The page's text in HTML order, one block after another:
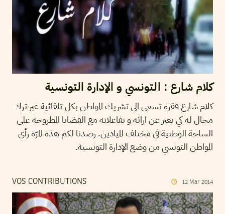
كلام شارع : التونسي و الإدارة التونسية
كلام شارع فقرة تسعى الى تشريك المواطن بكل تلقائية عبر ترك
مجال له كي يعبر عن ارائه و تفاعلاته مع القضايا المطروحة على
الساحة الوطنية في مختلف الميادين. رصدنا لكم هذه المرّة رأي
المواطن التونسي من وضع الإدارة التونسية.
VOS CONTRIBUTIONS 12 Mar 2014